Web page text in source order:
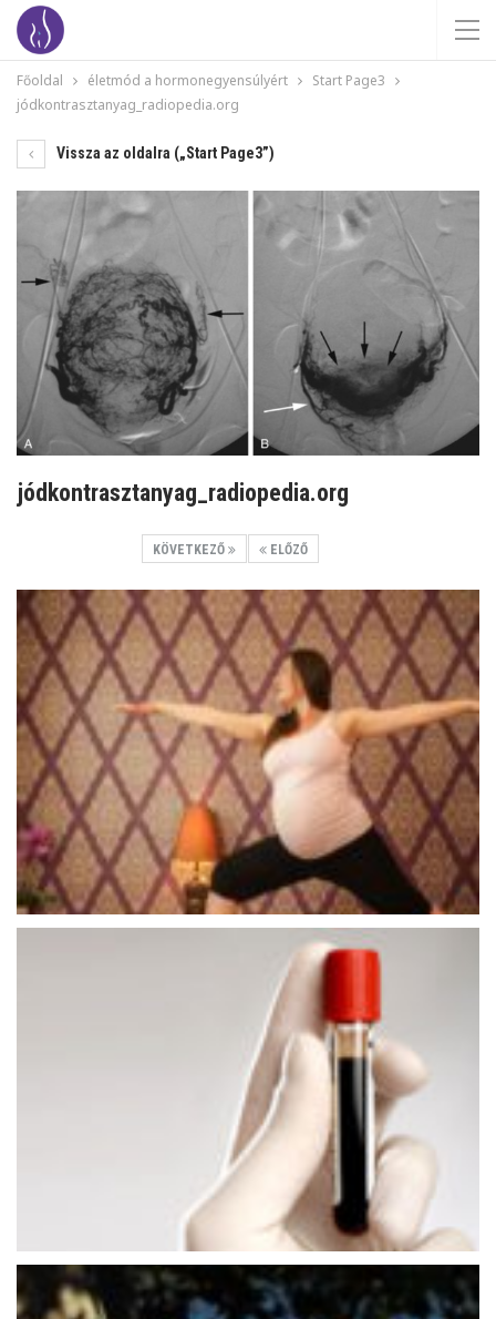
Főoldal életmód a hormonegyensúlyért
Start Page3
jódkontrasztanyag_radiopedia.org
Vissza az oldalra („Start Page3”)
jódkontrasztanyag_radiopedia.org
KÖVETKEZŐ ELŐZŐ